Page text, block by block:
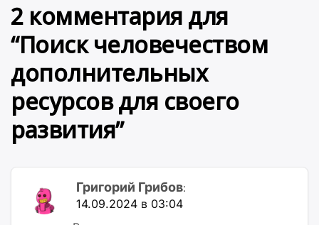
2 комментария для
“Поиск человечеством
дополнительных
ресурсов для своего
развития”
Григорий Грибов:
14.09.2024 в 03:04